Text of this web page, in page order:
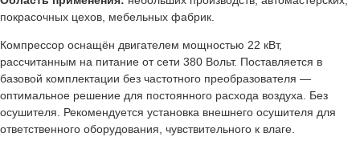
покрасочных цехов, мебельных фабрик.
Компрессор оснащён двигателем мощностью 22 кВт,
рассчитанным на питание от сети 380 Вольт. Поставляется в
базовой комплектации без частотного преобразователя —
оптимальное решение для постоянного расхода воздуха. Без
осушителя. Рекомендуется установка внешнего осушителя для
ответственного оборудования, чувствительного к влаге.